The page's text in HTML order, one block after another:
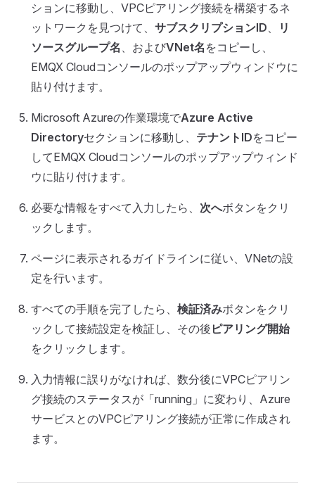
ションに移動し、VPCピアリング接続を構築するネ
ットワークを見つけて、 サブスクリプションID、
リ
ソースグループ名 、およびVNet名 をコピーし、
EMQX Cloudコンソールのポップアップウィンドウに
貼り付けます。
Microsoft Azureの作業環境でAzure Active
Directoryセクションに移動し、 テナントIDをコピー
してEMQX Cloudコンソールのポップアップウィンド
ウに貼り付けます。
必要な情報をすべて入力したら、 次へボタンをクリ
ックします。
ページに表示されるガイドラインに従い、VNetの設
定を行います。
すべての手順を完了したら、 検証済みボタンをクリ
ックして接続設定を検証し、その後 ピアリング開始
をクリックします。
入力情報に誤りがなければ、数分後にVPCピアリン
グ接続のステータスが「running」に変わり、Azure
サービスとのVPCピアリング接続が正常に作成され
ます。